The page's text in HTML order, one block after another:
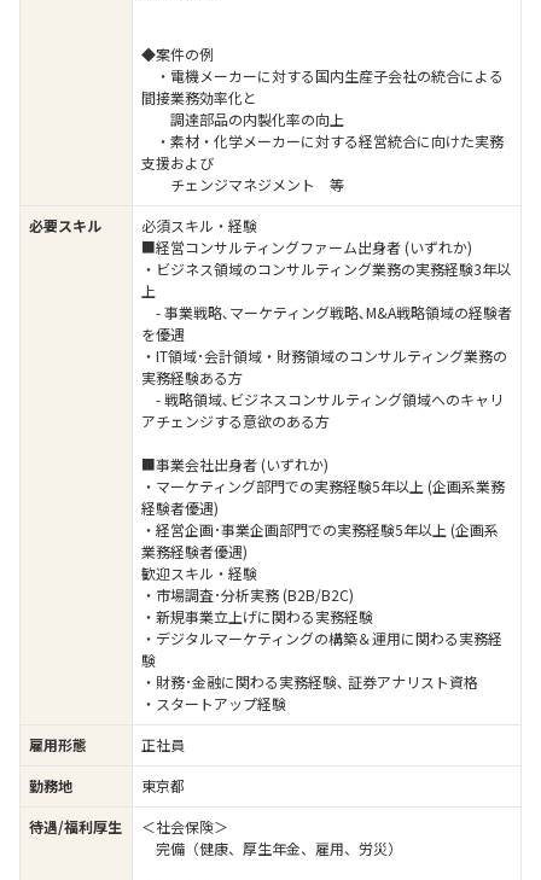
◆案件の例
・電機メーカーに対する国内生産子会社の統合による
間接業務効率化と
調達部品の内製化率の向上
・素材・化学メーカーに対する経営統合に向けた実務
支援および
チェンジマネジメント 等
必要スキル
必須スキル・経験
■経営コンサルティングファーム出身者 (いずれか)
・ビジネス領域のコンサルティング業務の実務経験3年以
上
- 事業戦略､マーケティング戦略､M&A戦略領域の経験者
を優遇
・IT領域･会計領域・財務領域のコンサルティング業務の
実務経験ある方
- 戦略領域､ビジネスコンサルティング領域へのキャリ
アチェンジする意欲のある方
■事業会社出身者 (いずれか)
・マーケティング部門での実務経験5年以上 (企画系業務
経験者優遇)
・経営企画･事業企画部門での実務経験5年以上 (企画系
業務経験者優遇)
歓迎スキル・経験
・市場調査･分析実務 (B2B/B2C)
・新規事業立上げに関わる実務経験
・デジタルマーケティングの構築＆運用に関わる実務経
験
・財務･金融に関わる実務経験､ 証券アナリスト資格
・スタートアップ経験
雇用形態
正社員
勤務地
東京都
待遇/福利厚生
＜社会保険＞
完備（健康、厚生年金、雇用、労災）